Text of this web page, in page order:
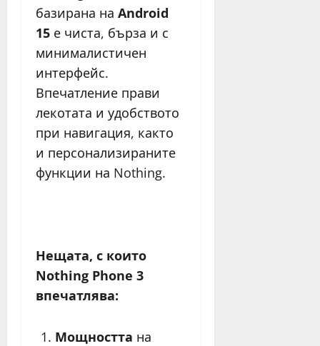
базирана на Android
15 е чиста, бърза и с
минималистичен
интерфейс.
Впечатление прави
лекотата и удобството
при навигация, както
и персонализираните
функции на Nothing.
Нещата, с които
Nothing Phone 3
впечатлява:
Мощността на